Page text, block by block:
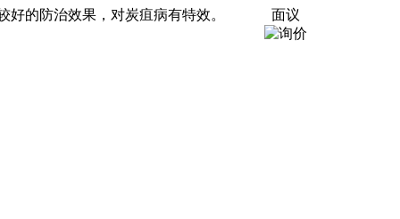
的防治效果，对炭疽病有特效。 面议